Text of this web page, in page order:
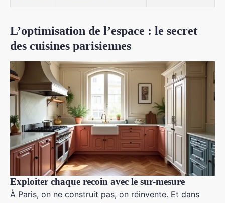
L’optimisation de l’espace : le secret
des cuisines parisiennes
Exploiter chaque recoin avec le sur-mesure
À Paris, on ne construit pas, on réinvente. Et dans